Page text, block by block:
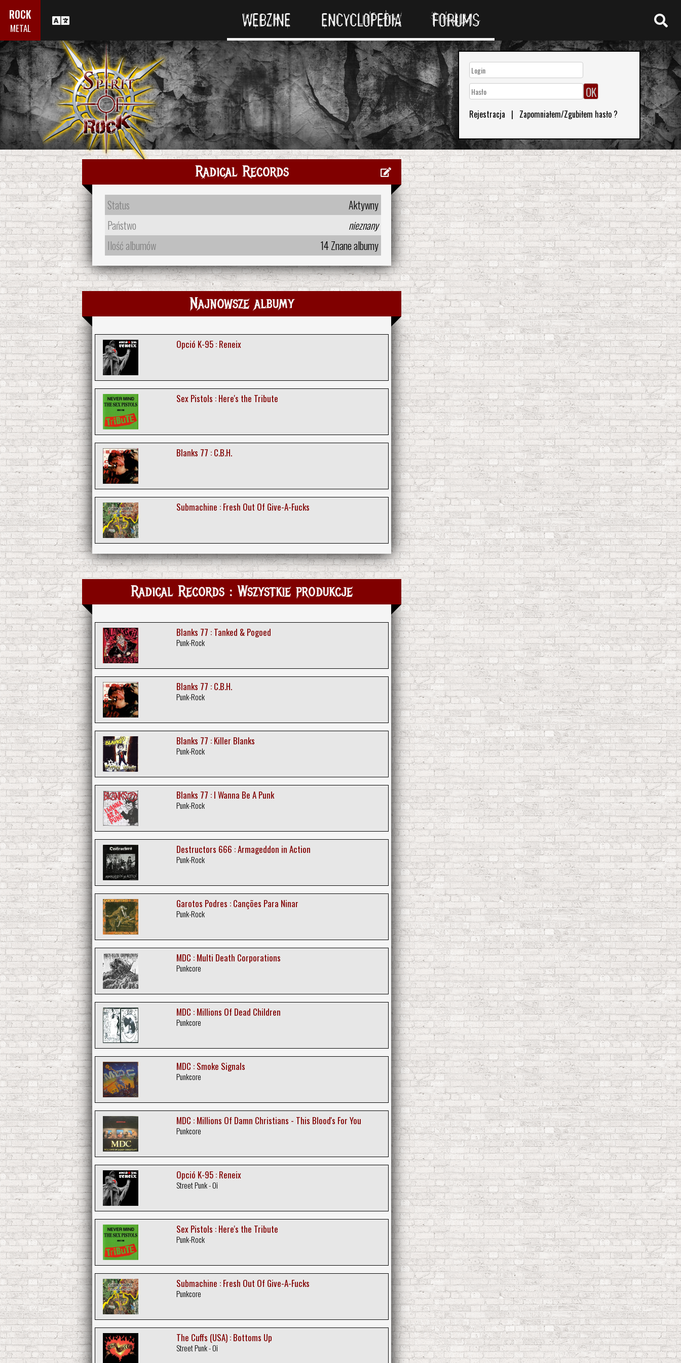
ROCK
METAL WEBZINE ENCYCLOPEDIA FORUMS
Rejestracja | Zapomniałem/Zgubiłem hasło ?
Radical Records
Status
Aktywny
Państwo
nieznany
Ilość albumów
14 Znane albumy
Najnowsze albumy
Opció K-95 : Reneix
Sex Pistols : Here's the Tribute
Blanks 77 : C.B.H.
Submachine : Fresh Out Of Give-A-Fucks
Radical Records : Wszystkie produkcje
Blanks 77 : Tanked & Pogoed
Punk-Rock
Blanks 77 : C.B.H.
Punk-Rock
Blanks 77 : Killer Blanks
Punk-Rock
Blanks 77 : I Wanna Be A Punk
Punk-Rock
Destructors 666 : Armageddon in Action
Punk-Rock
Garotos Podres : Canções Para Ninar
Punk-Rock
MDC : Multi Death Corporations
Punkcore
MDC : Millions Of Dead Children
Punkcore
MDC : Smoke Signals
Punkcore
MDC : Millions Of Damn Christians - This Blood's For You
Punkcore
Opció K-95 : Reneix
Street Punk - Oi
Sex Pistols : Here's the Tribute
Punk-Rock
Submachine : Fresh Out Of Give-A-Fucks
Punkcore
The Cuffs (USA) : Bottoms Up
Street Punk - Oi